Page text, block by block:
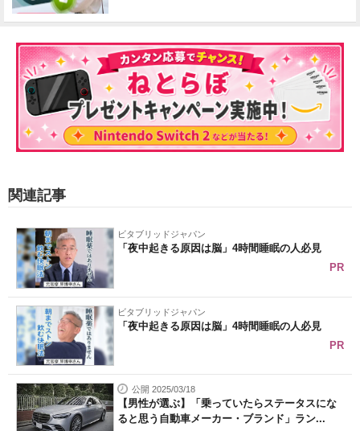
関連記事
ビタブリッドジャパン
「夜中起きる原因は脳」4時間睡眠の人必見
PR
ビタブリッドジャパン
「夜中起きる原因は脳」4時間睡眠の人必見
PR
公開 2025/03/18
【男性が選ぶ】「乗っていたらステータスにな
ると思う自動車メーカー・ブランド」ラン...